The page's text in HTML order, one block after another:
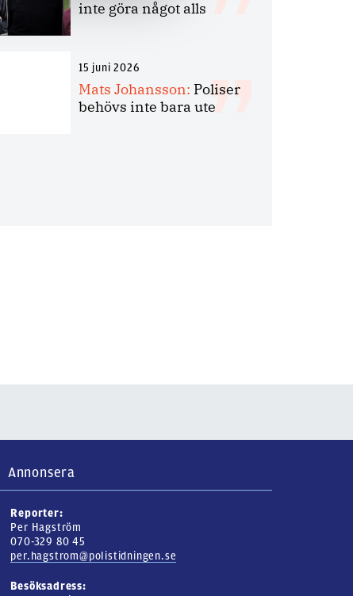
inte göra något alls
15 juni 2026
Mats Johansson: Poliser
behövs inte bara ute
Annonsera
Reporter:
Per Hagström
070-329 80 45
per.hagstrom@polistidningen.se
Besöksadress: